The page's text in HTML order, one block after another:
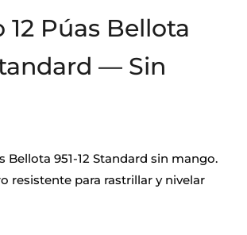
12 Púas Bellota
— Sin
Bellota 951-12 Standard sin mango.
resistente para rastrillar y nivelar